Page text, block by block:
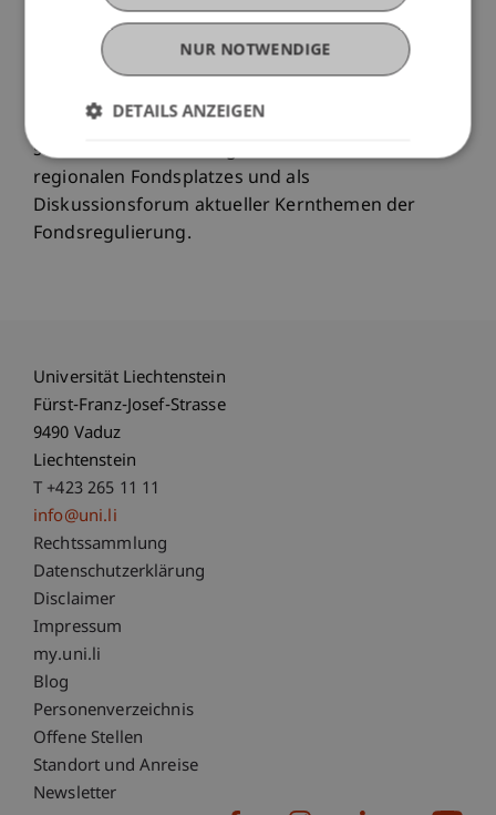
Vortrag folgen noch.
Der liechtensteinische Fondsabend findet in
Liechtensteinischen Anlagefondsverband LAFV
statt. Die Veranstaltung dient als Plattform des
regionalen Fondsplatzes und als
Diskussionsforum aktueller Kernthemen der
Fondsregulierung.
Universität Liechtenstein
Fürst-Franz-Josef-Strasse
9490 Vaduz
Liechtenstein
T +423 265 11 11
info@uni.li
Fußzeile Rechtliche Hinweise
Rechtssammlung
Datenschutzerklärung
Disclaimer
Impressum
Fußzeile Subdomain-Verzeichnis
my.uni.li
Blog
Personenverzeichnis
Offene Stellen
Standort und Anreise
Newsletter
NUR NOTWENDIGE
DETAILS ANZEIGEN